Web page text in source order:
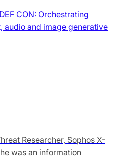
CON: Orchestrating
audio and image generative
Researcher, Sophos X-
was an information